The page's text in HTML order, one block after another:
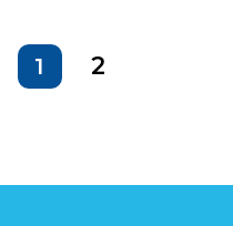
1 2